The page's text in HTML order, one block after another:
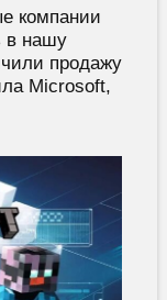
компании
в нашу
продажу
Microsoft,